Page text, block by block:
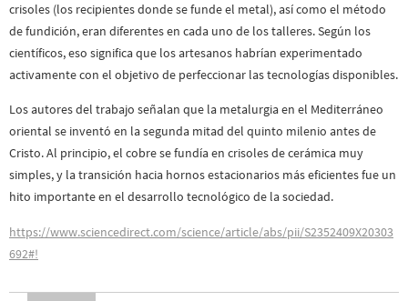
crisoles (los recipientes donde se funde el metal), así como el método
de fundición, eran diferentes en cada uno de los talleres. Según los
científicos, eso significa que los artesanos habrían experimentado
activamente con el objetivo de perfeccionar las tecnologías disponibles.
Los autores del trabajo señalan que la metalurgia en el Mediterráneo
oriental se inventó en la segunda mitad del quinto milenio antes de
Cristo. Al principio, el cobre se fundía en crisoles de cerámica muy
simples, y la transición hacia hornos estacionarios más eficientes fue un
hito importante en el desarrollo tecnológico de la sociedad.
https://www.sciencedirect.com/science/article/abs/pii/S2352409X20303
692#!